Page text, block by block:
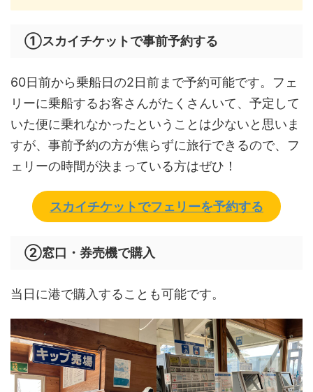
①スカイチケットで事前予約する
60日前から乗船日の2日前まで予約可能です。フェ
リーに乗船するお客さんがたくさんいて、予定して
いた便に乗れなかったということは少ないと思いま
すが、事前予約の方が焦らずに旅行できるので、フ
ェリーの時間が決まっている方はぜひ！
スカイチケットでフェリーを予約する
②窓口・券売機で購入
当日に港で購入することも可能です。